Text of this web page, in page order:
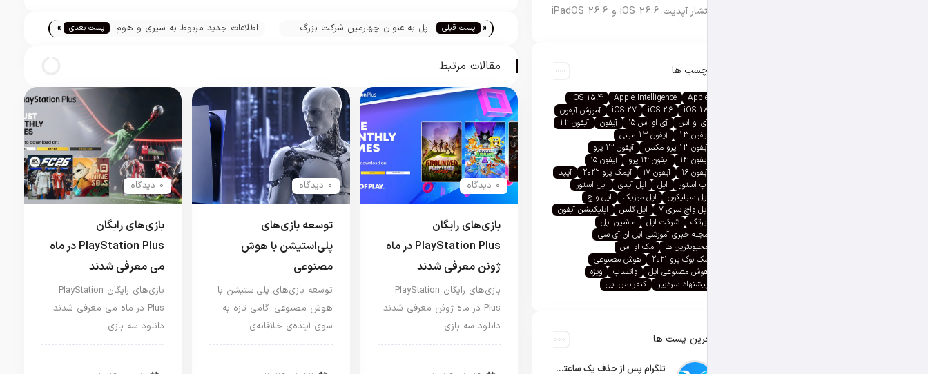
« پست قبلی
اپل به عنوان چهارمین شرکت بزرگ
اطلاعات جدید مربوط به سیری و هوم
پست بعدی »
مقالات مرتبط
0 دیدگاه
بازی‌های رایگان
PlayStation Plus در ماه
ژوئن معرفی شدند
بازی‌های رایگان PlayStation
Plus در ماه ژوئن معرفی شدند
دانلود سه بازی…
0 دیدگاه
توسعه بازی‌های
پلی‌استیشن با هوش
مصنوعی
توسعه بازی‌های پلی‌استیشن با
هوش مصنوعی؛ گامی تازه به
سوی آینده‌ی خلاقانه‌ی…
0 دیدگاه
بازی‌های رایگان
PlayStation Plus در ماه
می معرفی شدند
بازی‌های رایگان PlayStation
Plus در ماه می معرفی شدند
دانلود سه بازی…
انتشار آپدیت iOS 26.6 و iPadOS 26.6
برچسب ها
Apple
Apple Intelligence
iOS 15.4
iOS 18
iOS 26
iOS 27
آموزش آیفون
آی او اس
آی او اس ۱۵ آیفون
آیفون 12
آیفون 13
آیفون 13 مینی
آیفون 13 پرو مکس
آیفون ۱۳ پرو
آیفون ۱۴
آیفون ۱۴ پرو
آیفون ۱۵
آیفون ۱۶
آیفون ۱۷ آیمک پرو ۲۰۲۲
آیپد
اپ استور
اپل اپل آیدی
اپل استور
اپل سیلیکون
اپل موزیک
اپل واچ
اپل واچ سری ۷
اپل گلس
اپلیکیشن آیفون
ایرتگ
شرکت اپل
ماشین اپل
مجله خبری آموزشی اپل ان آی سی
محبوبترین ها
مک او اس
مک بوک پرو ۲۰۲۱
هوش مصنوعی
هوش مصنوعی اپل
واتساپ
ویژه
پیشنهاد سردبیر
کنفرانس اپل
آخرین پست ها
تلگرام پس از حذف یک ساعته به اپ استور بازگشت